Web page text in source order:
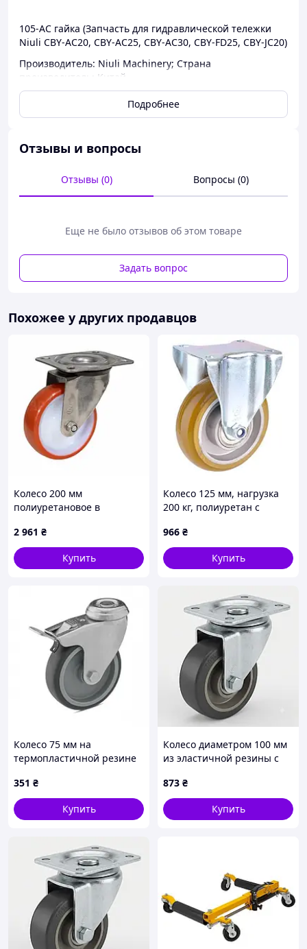
105-AC гайка (Запчасть для гидравлической тележки
Niuli CBY-AC20, CBY-AC25, CBY-AC30, CBY-FD25, CBY-JC20)
Производитель: Niuli Machinery; Страна
производитель: Китай
Подробнее
Отзывы и вопросы
Отзывы (0) Вопросы (0)
Еще не было отзывов об этом товаре
Задать вопрос
Похожее у других продавцов
Колесо 200 мм
полиуретановое в
кронштейне из
нержавеющей стали с
площадкой
2 961 ₴
Купить
Колесо 125 мм, нагрузка
200 кг, полиуретан с
стандартним
кронштейном
966 ₴
Купить
Колесо 75 мм на
термопластичной резине
нержавеющем
кронштейне с отверстием
и тормозом
351 ₴
Купить
Колесо диаметром 100 мм
из эластичной резины с
средней прочности (200 кг)
873 ₴
Купить